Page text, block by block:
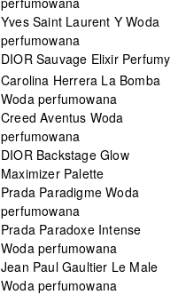
Yves Saint Laurent Y Woda
perfumowana
DIOR Sauvage Elixir Perfumy
Carolina Herrera La Bomba
Woda perfumowana
Creed Aventus Woda
perfumowana
DIOR Backstage Glow
Maximizer Palette
Prada Paradigme Woda
perfumowana
Prada Paradoxe Intense
Woda perfumowana
Jean Paul Gaultier Le Male
Woda perfumowana